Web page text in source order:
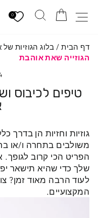
לתוכן
0
חיפוש ניווט באתר
הזמנה
דף הבית / בלוג הגוזיות של
הגוזייה שאת אוהבת
טיפים לכיבוס
גוזיות וחזיות הן בדרך
משולבים בתחרה ו/או
הפריט הכי קרוב לגופך.
שלך כדי שהיא תישאר
לעוד הרבה מאוד זמן?
המקצועיים.